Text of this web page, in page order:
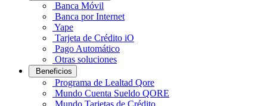
Banca Móvil
Banca por Internet
Yape
Tarjeta de Crédito iO
Pago Automático
Otras soluciones
Beneficios
Programa de Lealtad Qore
Mundo Cuenta Sueldo QORE
Mundo Tarjetas de Crédito